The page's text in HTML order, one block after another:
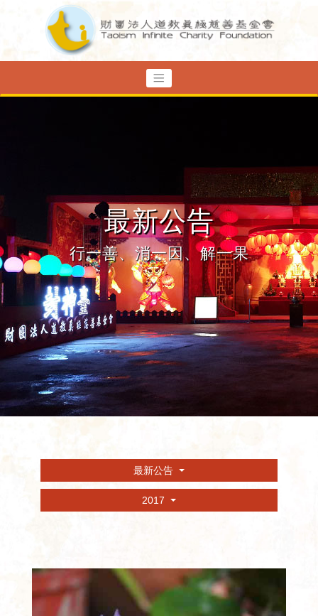
最新公告
行一善、消一因、解一果
最新公告
2017